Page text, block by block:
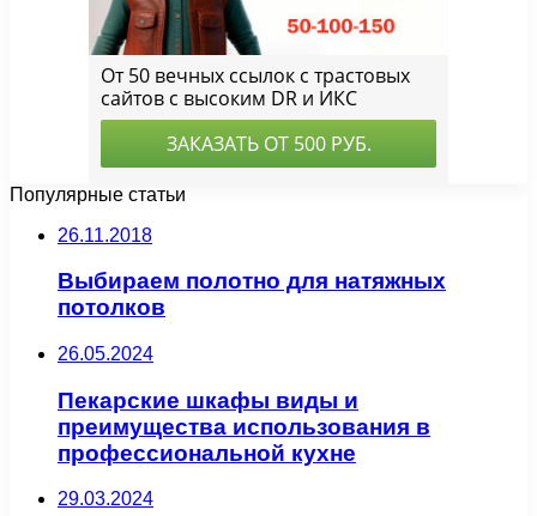
Популярные статьи
26.11.2018
Выбираем полотно для натяжных
потолков
26.05.2024
Пекарские шкафы виды и
преимущества использования в
профессиональной кухне
29.03.2024